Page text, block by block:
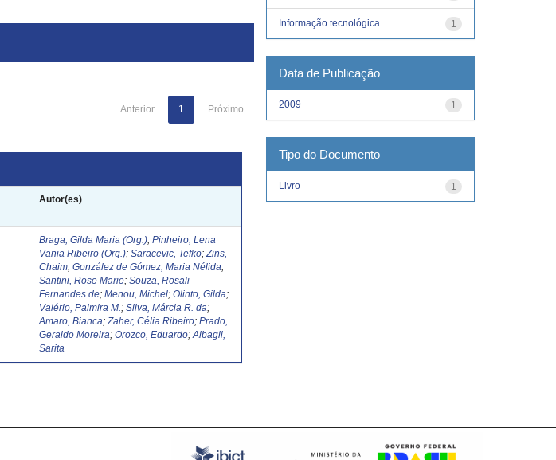
Anterior 1 Próximo
Autor(es)
Braga, Gilda Maria (Org.);Pinheiro, Lena
Vania Ribeiro (Org.);Saracevic, Tefko;Zins,
Chaim;González de Gómez, Maria Nélida;
Santini, Rose Marie;Souza, Rosali
Fernandes de;Menou, Michel;Olinto, Gilda;
Valério, Palmira M. ;Silva, Márcia R. da;
Amaro, Bianca;Zaher, Célia Ribeiro;Prado,
Geraldo Moreira;Orozco, Eduardo;Albagli,
Sarita
1
Informação tecnológica
Data de Publicação
1
2009
Tipo do Documento
1
Livro